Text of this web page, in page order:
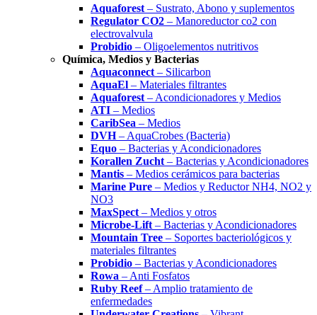
Aquaforest – Sustrato, Abono y suplementos
Regulator CO2 – Manoreductor co2 con
electrovalvula
Probidio – Oligoelementos nutritivos
Química, Medios y Bacterias
Aquaconnect – Silicarbon
AquaEl – Materiales filtrantes
Aquaforest – Acondicionadores y Medios
ATI – Medios
CaribSea – Medios
DVH– AquaCrobes (Bacteria)
Equo – Bacterias y Acondicionadores
Korallen Zucht – Bacterias y Acondicionadores
Mantis – Medios cerámicos para bacterias
Marine Pure – Medios y Reductor NH4, NO2 y
NO3
MaxSpect – Medios y otros
Microbe-Lift – Bacterias y Acondicionadores
Mountain Tree – Soportes bacteriológicos y
materiales filtrantes
Probidio – Bacterias y Acondicionadores
Rowa – Anti Fosfatos
Ruby Reef– Amplio tratamiento de
enfermedades